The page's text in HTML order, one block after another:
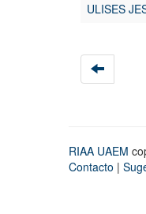
ULISES
RIAA UAEM
Contacto |